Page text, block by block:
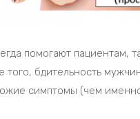
помогают пациентам,
бдительность
симптомы (чем